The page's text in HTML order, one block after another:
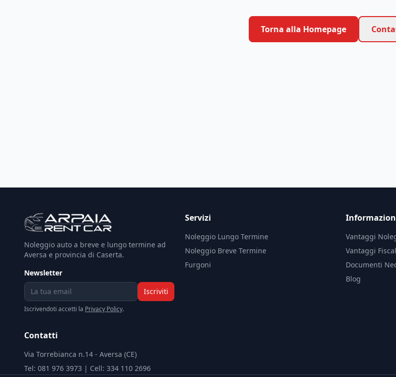
Torna alla Homepage
Noleggio auto a breve e lungo termine ad
Aversa e provincia di Caserta.
Newsletter
Iscriviti
Iscrivendoti accetti la Privacy Policy.
Servizi
Noleggio Lungo Termine
Noleggio Breve Termine
Furgoni
Vantaggi
Vantaggi
Documenti
Blog
Contatti
Via Torrebianca n.14 - Aversa (CE)
Tel: 081 976 3973 | Cell: 334 110 2696